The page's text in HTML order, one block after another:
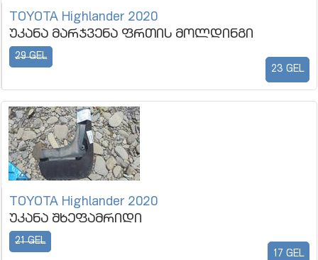
TOYOTA Highlander 2020
უკანა მარჯვენა ფრთის მოლდინგი
29 GEL
23 GEL
TOYOTA Highlander 2020
უკანა შხეფამრიდი
21 GEL
17 GEL